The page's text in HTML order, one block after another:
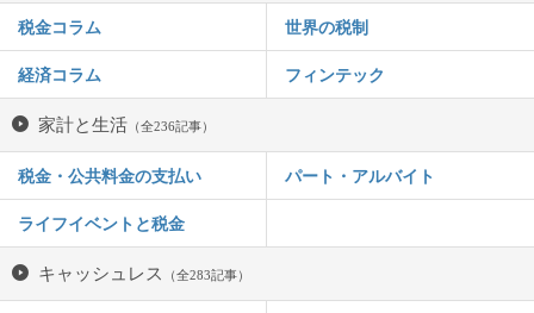
税金コラム 世界の税制
経済コラム フィンテック
家計と生活 （全236記事）
税金・公共料金の支払い パート・アルバイト
ライフイベントと税金
キャッシュレス （全283記事）